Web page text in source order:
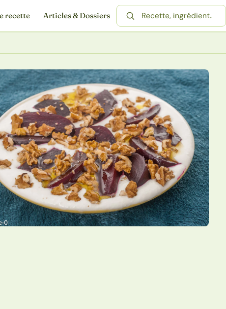
recette Articles & Dossiers
Rechercher une recette